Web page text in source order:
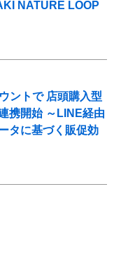
NATURE LOOP
ントで 店頭購入型
携開始 ～LINE経由
タに基づく販促効